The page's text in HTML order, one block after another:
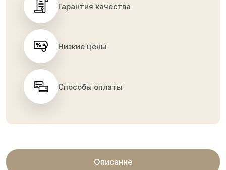
Гарантия качества
Низкие цены
Способы оплаты
Описание